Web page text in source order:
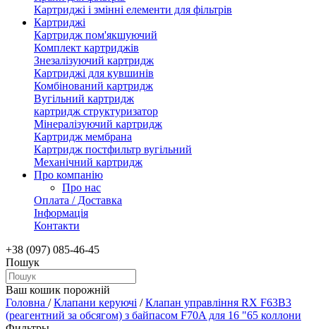
Картриджі і змінні елементи для фільтрів
Картриджі
Картридж пом'якшуючий
Комплект картриджів
Знезалізуючий картридж
Картриджі для кувшинів
Комбінований картридж
Вугільний картридж
картридж структуризатор
Мінералізуючий картридж
Картридж мембрана
Картридж постфильтр вугільний
Механічний картридж
Про компанію
Про нас
Оплата / Доставка
Інформація
Контакти
+38 (097) 085-46-45
Пошук
Ваш кошик порожній
Головна /Клапани керуючі /Клапан управління RX F63В3
(реагентний за обсягом) з байпасом F70A для 16 "65 коллони